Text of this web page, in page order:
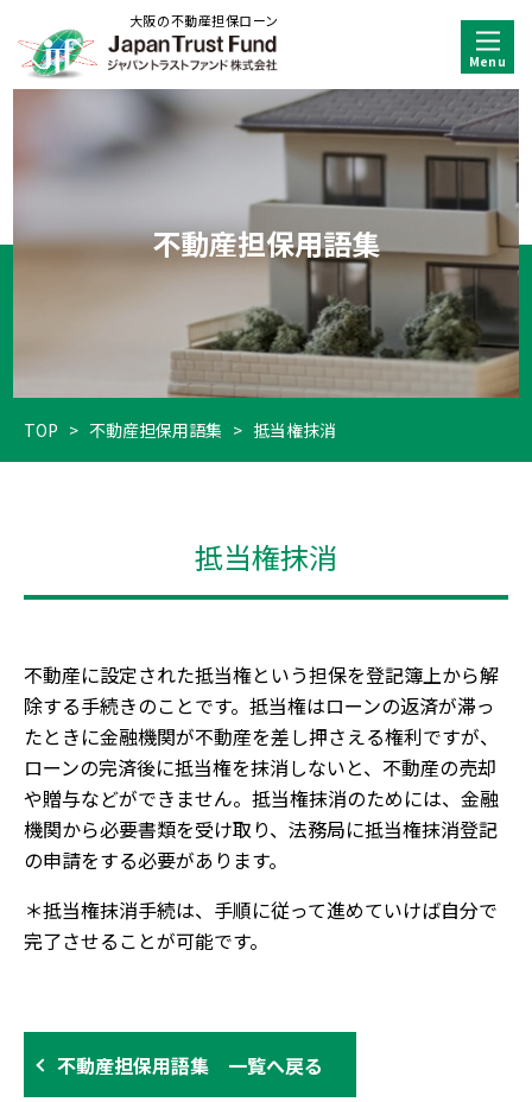
大阪の不動産担保ローン
不動産担保用語集
TOP > 不動産担保用語集 > 抵当権抹消
抵当権抹消
不動産に設定された抵当権という担保を登記簿上から解
除する手続きのことです。抵当権はローンの返済が滞っ
たときに金融機関が不動産を差し押さえる権利ですが、
ローンの完済後に抵当権を抹消しないと、不動産の売却
や贈与などができません。抵当権抹消のためには、金融
機関から必要書類を受け取り、法務局に抵当権抹消登記
の申請をする必要があります。
＊抵当権抹消手続は、手順に従って進めていけば自分で
完了させることが可能です。
不動産担保用語集 一覧へ戻る